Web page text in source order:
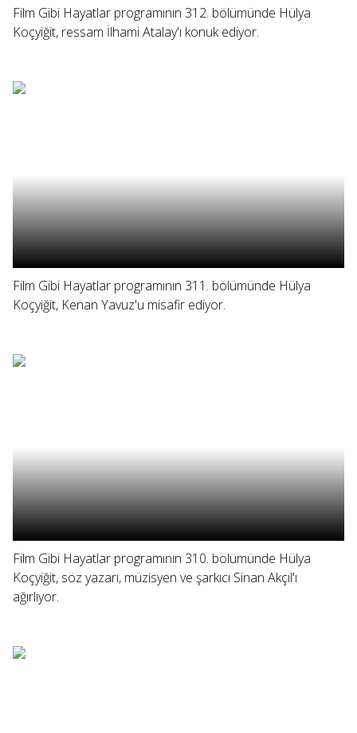
Film Gibi Hayatlar programının 312. bölümünde Hülya
Koçyiğit, ressam İlhami Atalay'ı konuk ediyor.
Film Gibi Hayatlar programının 311. bölümünde Hülya
Koçyiğit, Kenan Yavuz'u misafir ediyor.
Film Gibi Hayatlar programının 310. bölümünde Hülya
Koçyiğit, söz yazarı, müzisyen ve şarkıcı Sinan Akçıl'ı
ağırlıyor.